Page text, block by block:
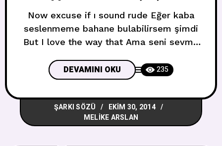
Now excuse if ı sound rude Eğer kaba
seslenmeme bahane bulabilirsem şimdi
But I love the way that Ama seni sevme
you now Sen hareket edersin ve seni
baştan görürüm Baby when I look in your
eyes Bebeğim gözlerine baktığımda
There’s no way that ı
DEVAMINI OKU 235
ŞARKI SÖZÜ
EKIM 30, 2014
MELIKE ARSLAN